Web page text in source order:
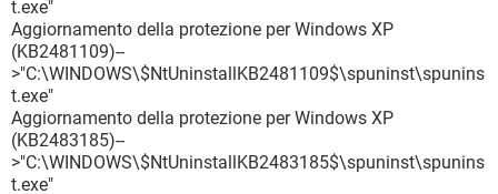
t.exe"
Aggiornamento della protezione per Windows XP
(KB2481109)--
>"C:\WINDOWS\$NtUninstallKB2481109$\spuninst\spunins
t.exe"
Aggiornamento della protezione per Windows XP
(KB2483185)--
>"C:\WINDOWS\$NtUninstallKB2483185$\spuninst\spunins
t.exe"